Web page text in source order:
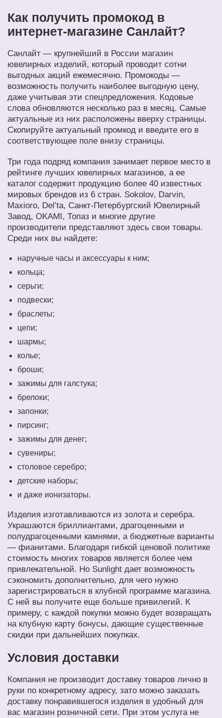
Как получить промокод в
интернет-магазине Санлайт?
Санлайт — крупнейший в России магазин
ювелирных изделий, который проводит сотни
выгодных акций ежемесячно. Промокоды —
возможность получить наиболее выгодную цену,
даже учитывая эти спецпредложения. Кодовые
слова обновляются несколько раз в месяц. Самые
актуальные из них расположены вверху страницы.
Скопируйте актуальный промкод и введите его в
соответствующее поле внизу страницы.
Три года подряд компания занимает первое место в
рейтинге лучших ювелирных магазинов, а ее
каталог содержит продукцию более 40 известных
мировых брендов из 6 стран. Sokolov, Darvin,
Maxioro, Del’ta, Санкт-Петербургский Ювелирный
Завод, OKAMI, Топаз и многие другие
производители представляют здесь свои товары.
Среди них вы найдете:
наручные часы и аксессуары к ним;
кольца;
серьги;
подвески;
браслеты;
цепи;
шармы;
колье;
броши;
зажимы для галстука;
брелоки;
запонки;
пирсинг;
зажимы для денег;
сувениры;
столовое серебро;
детские наборы;
и даже ионизаторы.
Изделия изготавливаются из золота и серебра.
Украшаются бриллиантами, драгоценными и
полудрагоценными камнями, а бюджетные варианты
— фианитами. Благодаря гибкой ценовой политике
стоимость многих товаров является более чем
привлекательной. Но Sunlight дает возможность
сэкономить дополнительно, для чего нужно
зарегистрироваться в клубной программе магазина.
С ней вы получите еще больше привилегий. К
примеру, с каждой покупки можно будет возвращать
на клубную карту бонусы, дающие существенные
скидки при дальнейших покупках.
Условия доставки
Компания не производит доставку товаров лично в
руки по конкретному адресу, зато можно заказать
доставку понравившегося изделия в удобный для
вас магазин розничной сети. При этом услуга не